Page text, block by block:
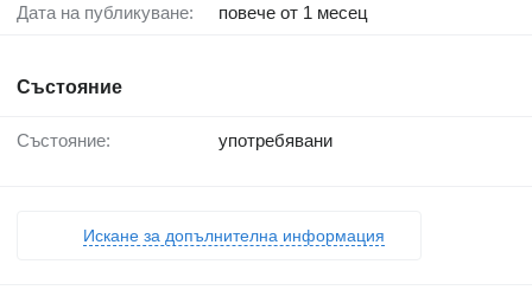
Дата на публикуване: повече от 1 месец
Състояние
Състояние: употребявани
Искане за допълнителна информация